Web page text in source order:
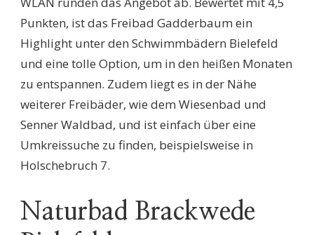
Punkten, ist das Freibad Gadderbaum ein
Highlight unter den Schwimmbädern Bielefeld
und eine tolle Option, um in den heißen Monaten
zu entspannen. Zudem liegt es in der Nähe
weiterer Freibäder, wie dem Wiesenbad und
Senner Waldbad, und ist einfach über eine
Umkreissuche zu finden, beispielsweise in
Holschebruch 7.
Naturbad Brackwede